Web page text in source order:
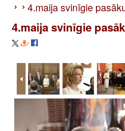
4.maija svinīgie
4.maija svinīgie